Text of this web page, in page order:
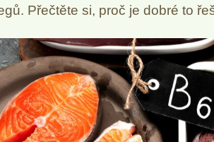
Přečtěte si, proč je dobré to